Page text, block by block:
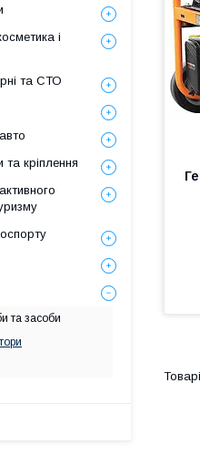
і
та СТО
та кріплення
та засоби